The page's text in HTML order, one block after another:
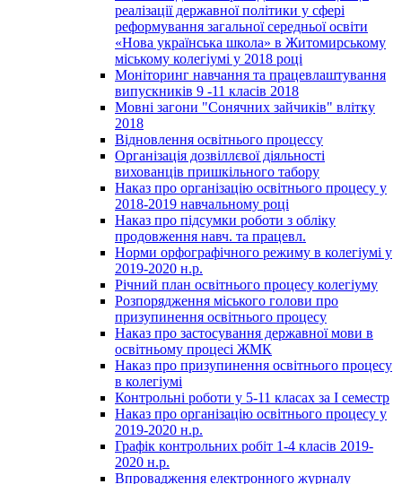
реалізації державної політики у сфері
реформування загальної середньої освіти
«Нова українська школа» в Житомирському
міському колегіумі у 2018 році
Моніторинг навчання та працевлаштування
випускників 9 -11 класів 2018
Мовні загони "Сонячних зайчиків" влітку
2018
Відновлення освітнього процессу
Організація дозвіллєвої діяльності
вихованців пришкільного табору
Наказ про організацію освітнього процесу у
2018-2019 навчальному році
Наказ про підсумки роботи з обліку
продовження навч. та працевл.
Норми орфографічного режиму в колегіумі у
2019-2020 н.р.
Річний план освітнього процесу колегіуму
Розпорядження міського голови про
призупинення освітнього процесу
Наказ про застосування державної мови в
освітньому процесі ЖМК
Наказ про призупинення освітнього процесу
в колегіумі
Контрольні роботи у 5-11 класах за І семестр
Наказ про організацію освітнього процесу у
2019-2020 н.р.
Графік контрольних робіт 1-4 класів 2019-
2020 н.р.
Впровадження електронного журналу